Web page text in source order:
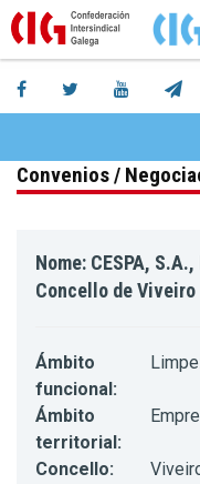
Convenios /
Nome: CESPA,
Concello de Viveiro
Ámbito
funcional:
Ámbito
territorial:
Concello: